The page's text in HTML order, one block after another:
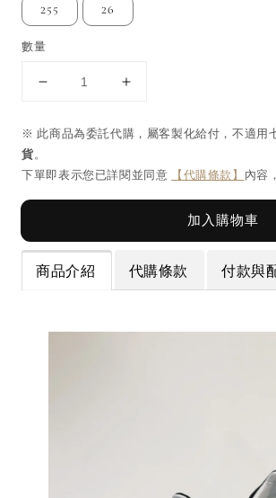
255 26
數量
※ 此商品為委託代購，屬客製化給付，不適用
貨。
下單即表示您已詳閱並同意
【代購條款】 內容
加入購物車
商品介紹 代購條款 付款與